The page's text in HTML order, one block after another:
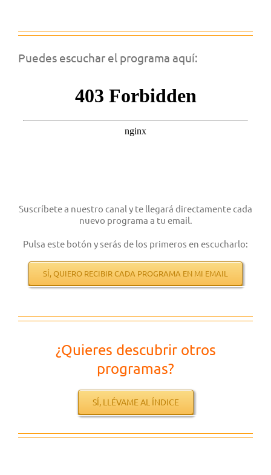
Puedes escuchar el programa aquí:
Suscríbete a nuestro canal y te llegará directamente cada
nuevo programa a tu email.
Pulsa este botón y serás de los primeros en escucharlo:
SÍ, QUIERO RECIBIR CADA PROGRAMA EN MI EMAIL
¿Quieres descubrir otros
programas?
SÍ, LLÉVAME AL ÍNDICE